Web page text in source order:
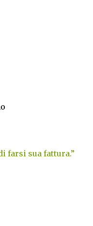
farsi sua fattura.”